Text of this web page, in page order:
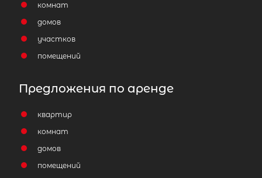
комнат
домов
участков
помещений
Предложения по аренде
квартир
комнат
домов
помещений